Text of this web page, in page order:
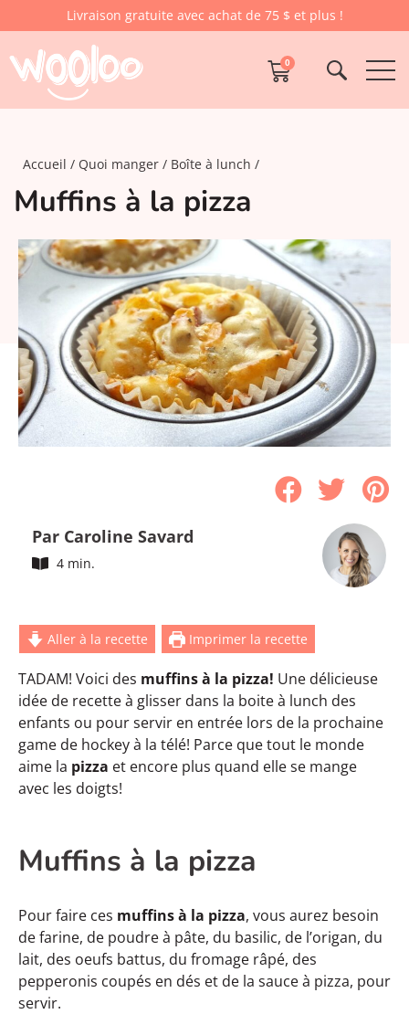
Livraison gratuite avec achat de 75 $ et plus !
0
Accueil Quoi manger Boîte à lunch
Muffins à la pizza
Par Caroline Savard
4 min.
Aller à la recette Imprimer la recette
TADAM! Voici des muffins à la pizza! Une délicieuse
idée de recette à glisser dans la boite à lunch des
enfants ou pour servir en entrée lors de la prochaine
game de hockey à la télé! Parce que tout le monde
aime la pizza et encore plus quand elle se mange
avec les doigts!
Muffins à la pizza
Pour faire ces muffins à la pizza, vous aurez besoin
de farine, de poudre à pâte, du basilic, de l’origan, du
lait, des oeufs battus, du fromage râpé, des
pepperonis coupés en dés et de la sauce à pizza, pour
servir.